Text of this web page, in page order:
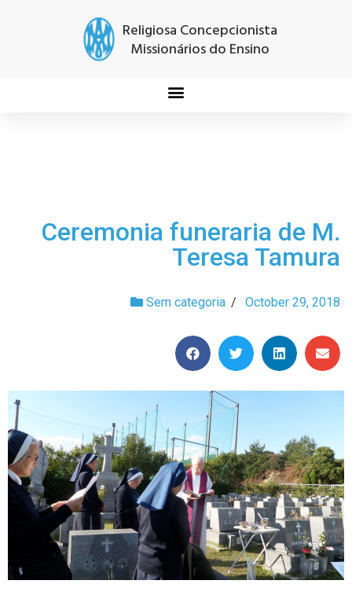
Religiosa Concepcionista
Missionários do Ensino
Ceremonia funeraria de M.
Teresa Tamura
Sem categoria / October 29, 2018